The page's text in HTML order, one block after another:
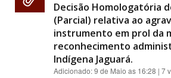
Decisão Homologatória
(Parcial) relativa ao
instrumento em prol da
reconhecimento
Indígena Jaguará.
Adicionado:9 de Maio as 16:28 | 7